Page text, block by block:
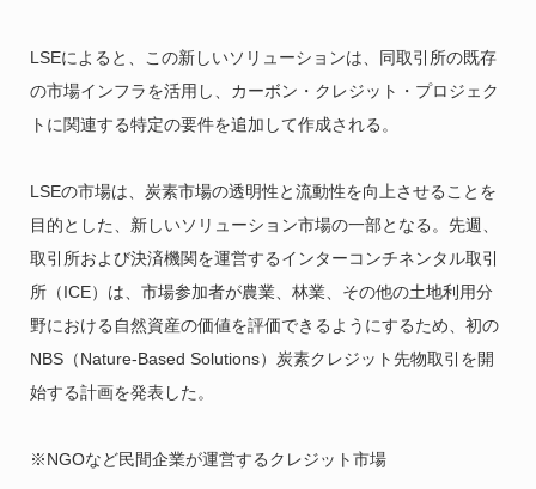
LSEによると、この新しいソリューションは、同取引所の既存
の市場インフラを活用し、カーボン・クレジット・プロジェク
トに関連する特定の要件を追加して作成される。
LSEの市場は、炭素市場の透明性と流動性を向上させることを
目的とした、新しいソリューション市場の一部となる。先週、
取引所および決済機関を運営するインターコンチネンタル取引
所（ICE）は、市場参加者が農業、林業、その他の土地利用分
野における自然資産の価値を評価できるようにするため、初の
NBS（Nature-Based Solutions）炭素クレジット先物取引を開
始する計画を発表した。
※NGOなど民間企業が運営するクレジット市場